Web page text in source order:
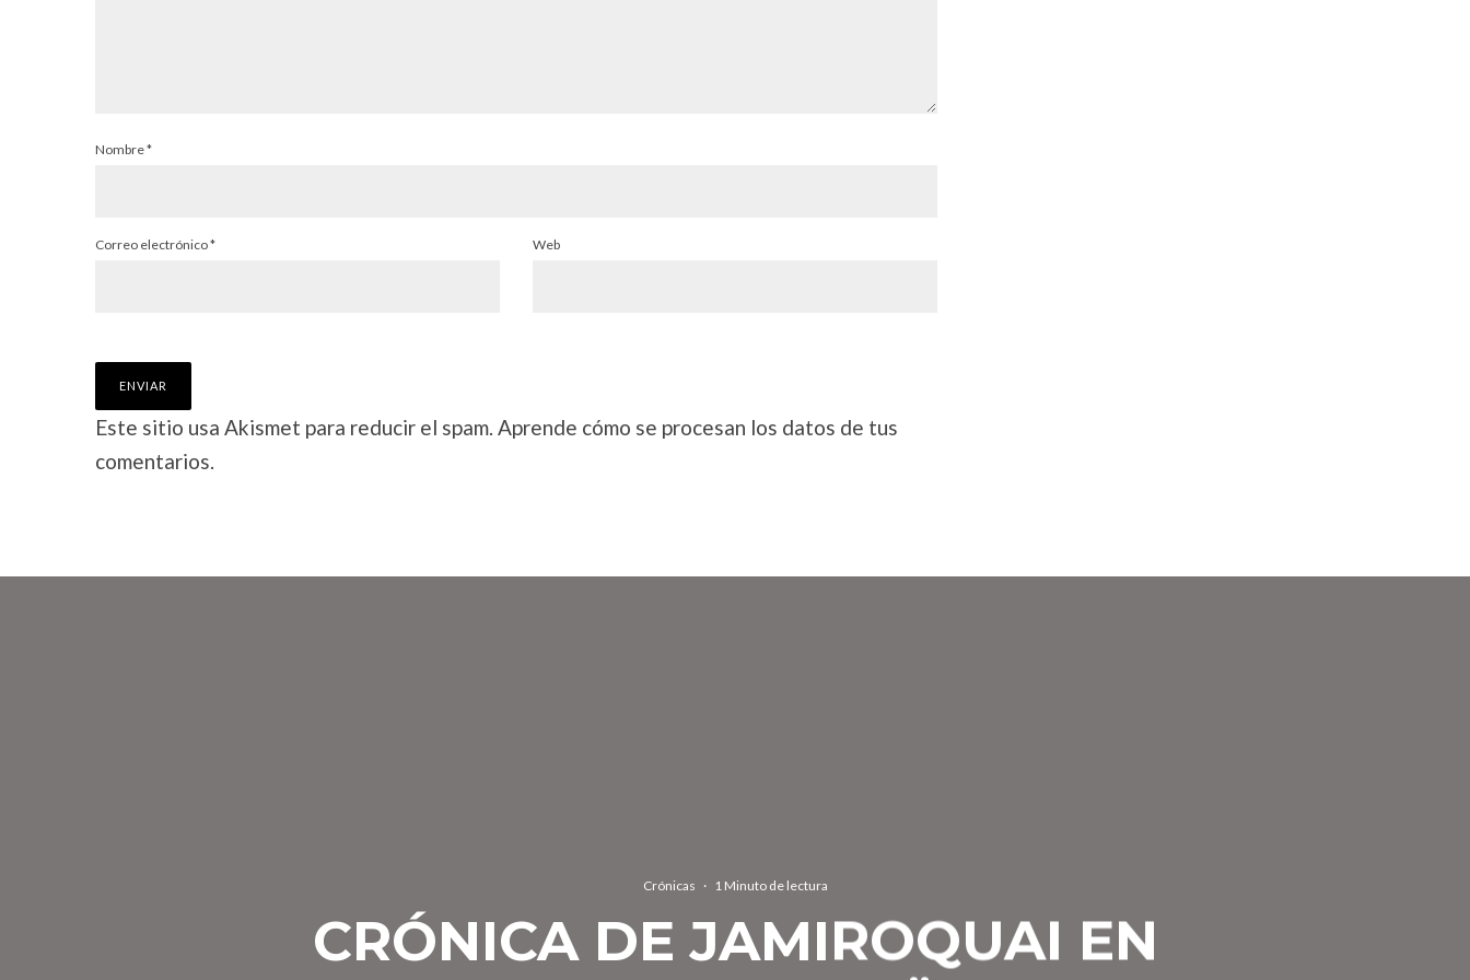
Nombre*
Correo electrónico* Web
Este sitio usa Akismet para reducir el spam. Aprende cómo se procesan los datos de tus
comentarios.
Crónicas · 1 Minuto de lectura
CRÓNICA DE JAMIROQUAI EN